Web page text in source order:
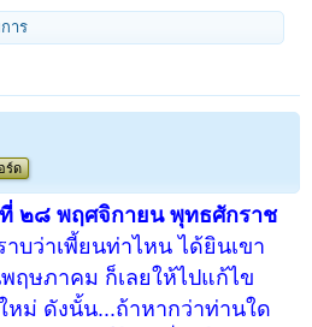
าร
ร์ด
๒๘ พฤศจิกายน พุทธศักราช
บว่าเพี้ยนท่าไหน ได้ยินเขา
ฤษภาคม ก็เลยให้ไปแก้ไข
หม่ ดังนั้น...ถ้าหากว่าท่านใด